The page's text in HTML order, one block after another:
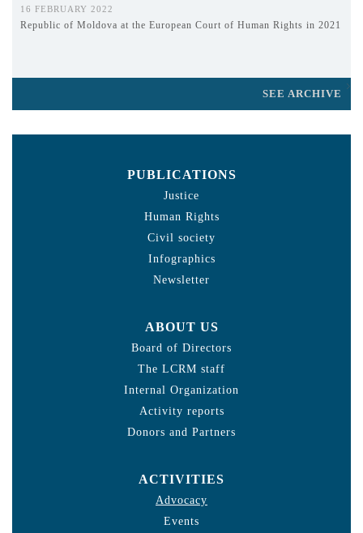
16 FEBRUARY 2022
Republic of Moldova at the European Court of Human Rights in 2021
SEE ARCHIVE
PUBLICATIONS
Justice
Human Rights
Civil society
Infographics
Newsletter
ABOUT US
Board of Directors
The LCRM staff
Internal Organization
Activity reports
Donors and Partners
ACTIVITIES
Advocacy
Events